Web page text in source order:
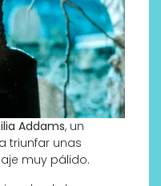
Addams, un
triunfar unas
muy pálido.